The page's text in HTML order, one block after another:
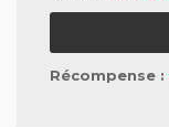
Récompense :